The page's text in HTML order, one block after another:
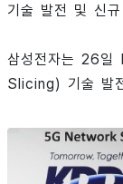
기술 발전 및 신
삼성전자는 26
Slicing) 기술 발